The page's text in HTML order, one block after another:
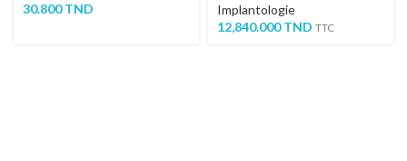
30.800TND
Implantologie
12,840.000TND TTC